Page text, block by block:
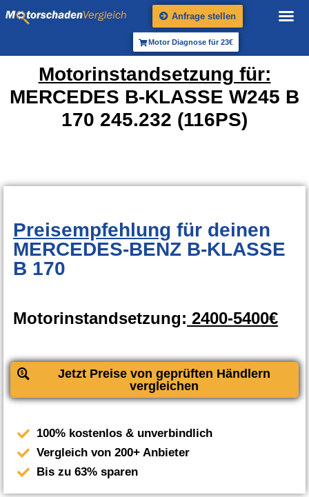
Anfrage stellen
Motor Diagnose für 23€
Motorinstandsetzung für:
MERCEDES B-KLASSE W245 B
170 245.232 (116PS)
Preisempfehlung für deinen
MERCEDES-BENZ B-KLASSE
B 170
Motorinstandsetzung: 2400-5400€
Jetzt Preise von geprüften Händlern
vergleichen
100% kostenlos & unverbindlich
Vergleich von 200+ Anbieter
Bis zu 63% sparen